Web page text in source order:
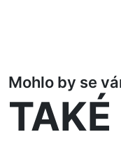
Mohlo by se